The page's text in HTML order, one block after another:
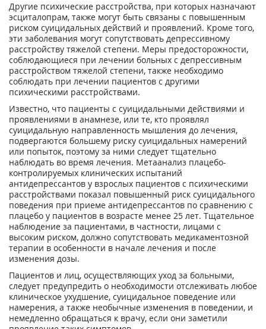
Другие психические расстройства, при которых назначают
эсциталопрам, также могут быть связаны с повышенным
риском суицидальных действий и проявлений. Кроме того,
эти заболевания могут сопутствовать депрессивному
расстройству тяжелой степени. Меры предосторожности,
соблюдающиеся при лечении больных с депрессивным
расстройством тяжелой степени, также необходимо
соблюдать при лечении пациентов с другими
психическими расстройствами.
Известно, что пациенты с суицидальными действиями и
проявлениями в анамнезе, или те, кто проявлял
суицидальную направленность мышления до лечения,
подвергаются большему риску суицидальных намерений
или попыток, поэтому за ними следует тщательно
наблюдать во время лечения. Метаанализ плацебо-
контролируемых клинических испытаний
антидепрессантов у взрослых пациентов с психическими
расстройствами показал повышенный риск суицидального
поведения при приеме антидепрессантов по сравнению с
плацебо у пациентов в возрасте менее 25 лет. Тщательное
наблюдение за пациентами, в частности, лицами с
высоким риском, должно сопутствовать медикаментозной
терапии в особенности в начале лечения и после
изменения дозы.
Пациентов и лиц, осуществляющих уход за больными,
следует предупредить о необходимости отслеживать любое
клиническое ухудшение, суицидальное поведение или
намерения, а также необычные изменения в поведении, и
немедленно обращаться к врачу, если они заметили